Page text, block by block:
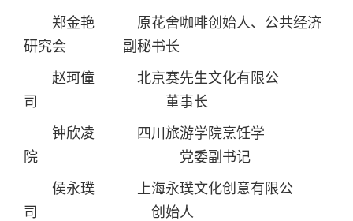
郑金艳 原花舍咖啡创始人、公共经济
研究会 副秘书长
赵珂僮 北京赛先生文化有限公
司 董事长
钟欣凌 四川旅游学院烹饪学
院 党委副书记
侯永璞 上海永璞文化创意有限公
司 创始人